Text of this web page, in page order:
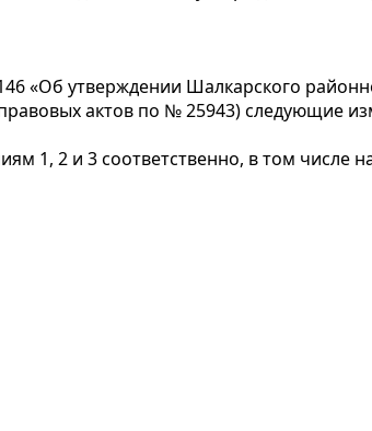
«Об утверждении Шалкарского
актов по № 25943) следующие
1, 2 и 3 соответственно, в том числе